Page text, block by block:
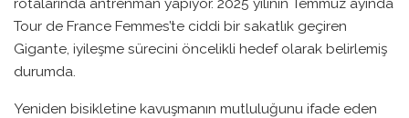
Tour de France Femmes’te ciddi bir sakatlık geçiren
Gigante, iyileşme sürecini öncelikli hedef olarak belirlemiş
durumda.
Yeniden bisikletine kavuşmanın mutluluğunu ifade eden